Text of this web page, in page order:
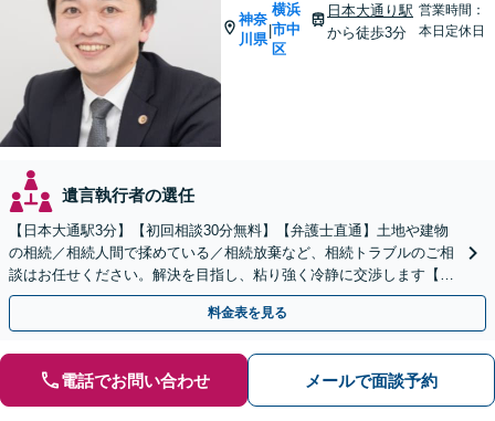
神奈
川県
|
横浜
市中
区
日本大通り駅
から徒歩3分
営業時間：
本日定休日
遺言執行者の選任
【日本大通駅3分】【初回相談30分無料】【弁護士直通】土地や建物
の相続／相続人間で揉めている／相続放棄など、相続トラブルのご相
談はお任せください。解決を目指し、粘り強く冷静に交渉します【当
日・夜間・土日相談可】遺言書作成もお任せください
料金表を見る
電話でお問い合わせ メールで面談予約